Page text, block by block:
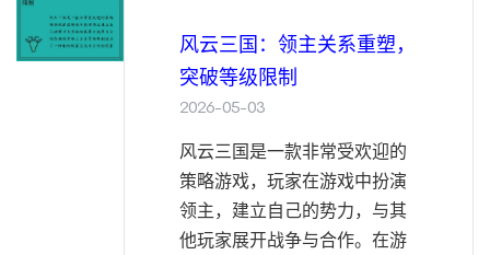
风云三国：领主关系重塑，
突破等级限制
2026-05-03
风云三国是一款非常受欢迎的
策略游戏，玩家在游戏中扮演
领主，建立自己的势力，与其
他玩家展开战争与合作。在游